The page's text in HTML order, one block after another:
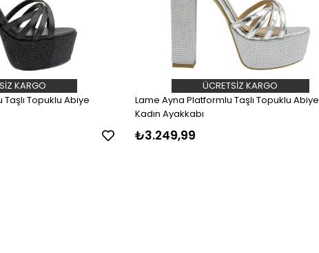
Topuklu Abiye
KARGO
Lame Ayna Platformlu Taşlı Topuklu Abiye
Kadın Ayakkabı
₺3.249,99
ÜCRETSIZ KARGO